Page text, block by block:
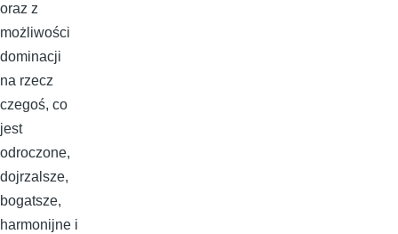
oraz z
możliwości
dominacji
na rzecz
czegoś, co
jest
odroczone,
dojrzalsze,
bogatsze,
harmonijne i